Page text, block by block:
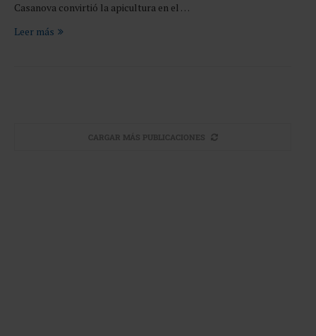
Casanova convirtió la apicultura en el …
Leer más
CARGAR MÁS PUBLICACIONES